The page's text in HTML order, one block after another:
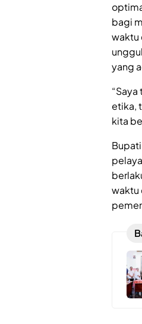
bagi
waktu
yang
etika,
kita
waktu